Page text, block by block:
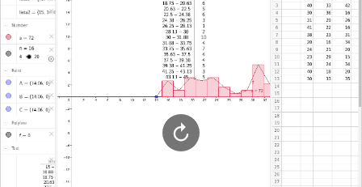
Abrir sesión